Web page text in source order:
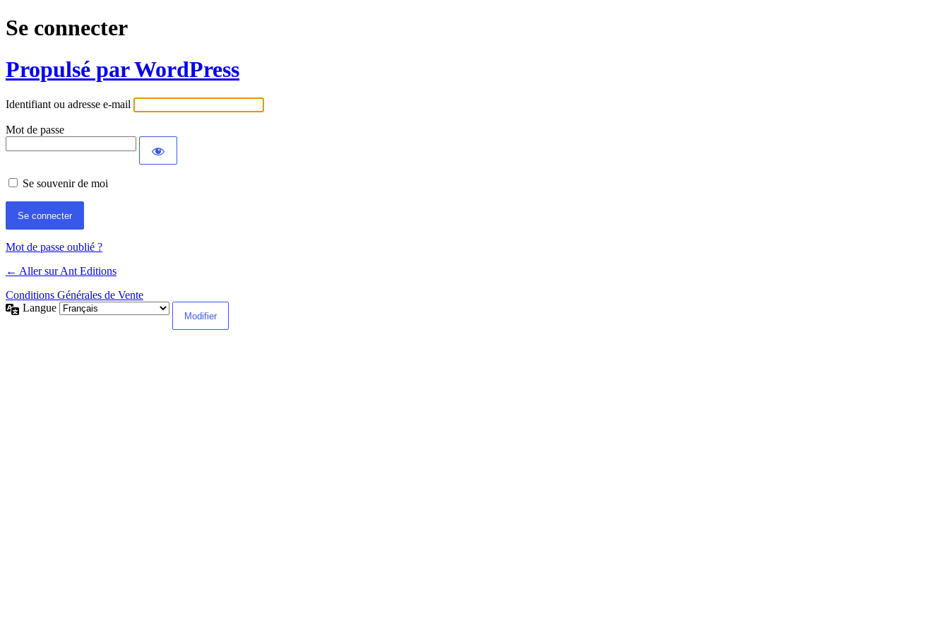
Se connecter
Propulsé par WordPress
Identifiant ou adresse e-mail
Mot de passe
Se souvenir de moi
Mot de passe oublié ?
← Aller sur Ant Editions
Conditions Générales de Vente
Langue